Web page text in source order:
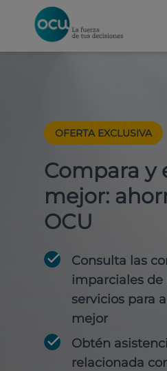
OFERTA EXCLUSIVA
Compara y
mejor:
OCU
Consulta las
imparciales de
servicios para
mejor
Obtén
relacionada